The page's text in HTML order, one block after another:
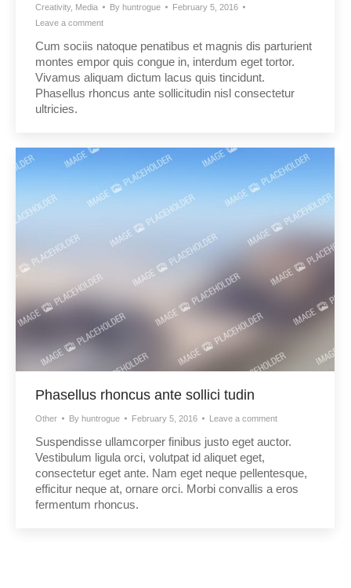
Creativity, Media By huntrogue
February 5, 2016
Leave a comment
Cum sociis natoque penatibus et magnis dis parturient
montes empor quis congue in, interdum eget tortor.
Vivamus aliquam dictum lacus quis tincidunt.
Phasellus rhoncus ante sollicitudin nisl consectetur
ultricies.
Phasellus rhoncus ante sollici tudin
Other By huntrogue February 5, 2016 Leave a comment
Suspendisse ullamcorper finibus justo eget auctor.
Vestibulum ligula orci, volutpat id aliquet eget,
consectetur eget ante. Nam eget neque pellentesque,
efficitur neque at, ornare orci. Morbi convallis a eros
fermentum rhoncus.